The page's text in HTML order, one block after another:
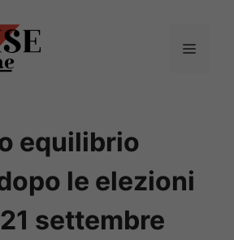
Menu
equilibrio
le elezioni
settembre